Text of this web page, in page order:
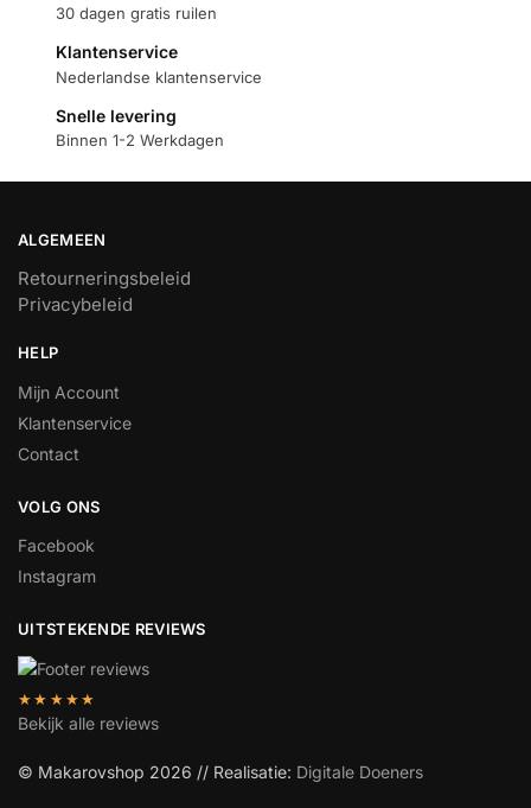
30 dagen gratis ruilen
Klantenservice
Nederlandse klantenservice
Snelle levering
Binnen 1-2 Werkdagen
ALGEMEEN
Retourneringsbeleid
Privacybeleid
HELP
Mijn Account
Klantenservice
Contact
VOLG ONS
Facebook
Instagram
UITSTEKENDE REVIEWS
★★★★★
Bekijk alle reviews
© Makarovshop 2026 // Realisatie: Digitale Doeners